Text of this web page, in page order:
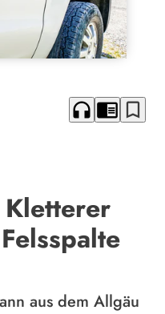
headphones chrome_reader_mode bookmark_border
aus dem Allgäu